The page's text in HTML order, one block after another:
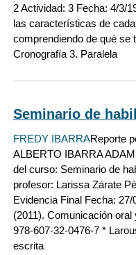
2 Actividad: 3 Fecha: 4/3/
las características de
comprendiendo de qué se
Cronografía 3. Paralela
Seminario de
FREDY IBARRAReporte
ALBERTO IBARRA
del curso: Seminario de
profesor: Larissa Zárate
Evidencia Final Fecha:
(2011). Comunicación
978-607-32-0476-7 *
escrita